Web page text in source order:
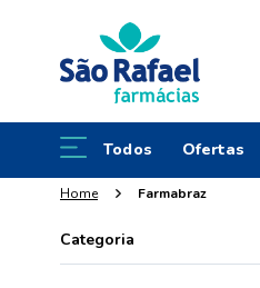
Todos Ofertas
Farmabraz
Categoria